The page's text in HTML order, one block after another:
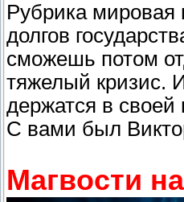
Рубрика мировая
долгов
сможешь потом
тяжелый кризис.
держатся в своей
С вами был
Магвости